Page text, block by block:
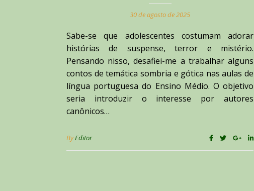
30 de agosto de 2025
Sabe-se que adolescentes costumam adorar
histórias de suspense, terror e mistério.
Pensando nisso, desafiei-me a trabalhar alguns
contos de temática sombria e gótica nas aulas de
língua portuguesa do Ensino Médio. O objetivo
seria introduzir o interesse por autores
canônicos…
ByEditor